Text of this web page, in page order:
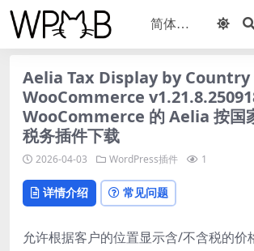
Aelia Tax Display by
WooCommerce
WooCommerce 的 Aelia 按国
税务插件下载
2026-04-03 WordPress插件 1
详情介绍 常见问题
允许根据客户的位置显示含/不含税的价